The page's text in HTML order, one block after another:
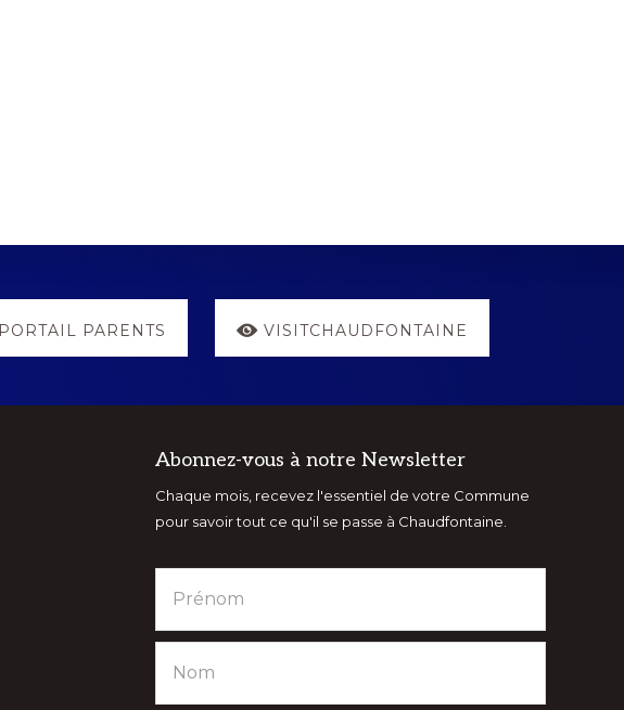
PORTAIL PARENTS VISITCHAUDFONTAINE
Abonnez-vous à notre Newsletter
Chaque mois, recevez l'essentiel de votre Commune
pour savoir tout ce qu'il se passe à Chaudfontaine.